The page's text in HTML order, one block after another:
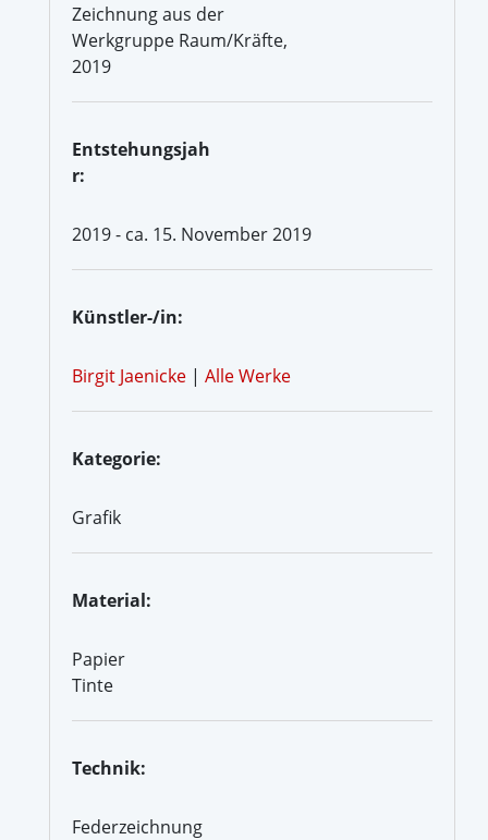
Zeichnung aus der
Werkgruppe Raum/Kräfte,
2019
Entstehungsjah
r:
2019 - ca. 15. November 2019
Künstler-/in:
Birgit Jaenicke | Alle Werke
Kategorie:
Grafik
Material:
Papier
Tinte
Technik:
Federzeichnung